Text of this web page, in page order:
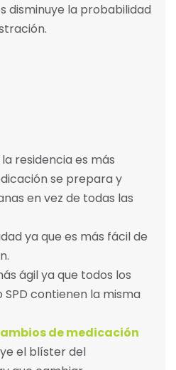
disminuye la probabilidad
residencia es más
se prepara y
en vez de todas las
ya que es más fácil de
ágil ya que todos los
contienen la misma
de medicación
el blíster del